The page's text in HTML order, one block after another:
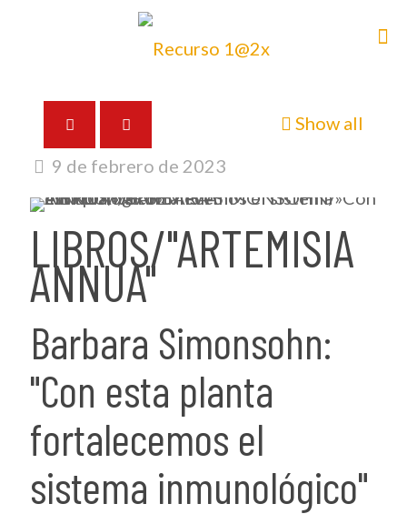
Show all
9 de febrero de 2023
LIBROS/"ARTEMISIA
ANNUA"
Barbara Simonsohn:
"Con esta planta
fortalecemos el
sistema inmunológico"